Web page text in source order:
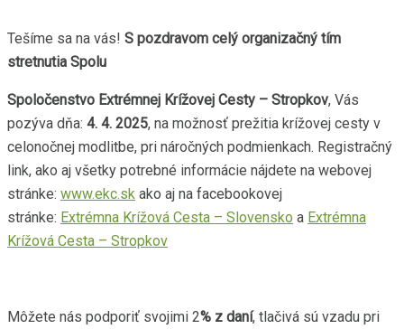
Tešíme sa na vás! S pozdravom celý organizačný tím
stretnutia Spolu
Spoločenstvo Extrémnej Krížovej Cesty – Stropkov, Vás
pozýva dňa: 4. 4. 2025, na možnosť prežitia krížovej cesty v
celonočnej modlitbe, pri náročných podmienkach. Registračný
link, ako aj všetky potrebné informácie nájdete na webovej
stránke: www.ekc.sk ako aj na facebookovej
stránke: Extrémna Krížová Cesta – Slovensko a Extrémna
Krížová Cesta – Stropkov
Môžete nás podporiť svojimi 2% z daní, tlačivá sú vzadu pri